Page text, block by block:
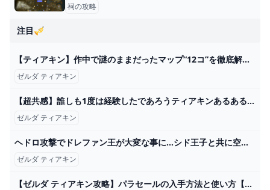
祠の攻略
注目🎺
【ティアキン】作中で謎のままだったマップ“12コ”を徹底解説【総集編】 - YouTube
ゼルダ ティアキン
【超共感】誰しも1度は経験したであろうティアキンあるある20連発【ゼルダの伝説ティアーズオブザキングダム】 - YouTube
ゼルダ ティアキン
ヘドロ攻撃でドレファン王が大変な事に…シド王子と共に空島へ!!ティアキン最速実況Part60【ゼルダの伝説 ティアーズ オブ ザ キングダム】 - YouTube
ゼルダ ティアキン
【ゼルダ ティアキン攻略】パラセールの入手方法と使い方【ティアーズ オブ ザ キングダム】 ゲーム・エンタメ最新情報のファミ通.com